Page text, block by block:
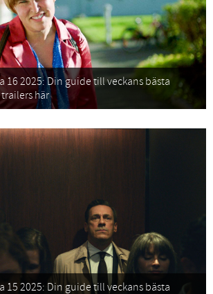
16 2025: Din guide till veckans bästa
här
15 2025: Din guide till veckans bästa